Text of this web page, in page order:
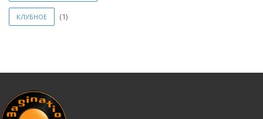
КЛУБНОЕ (1)